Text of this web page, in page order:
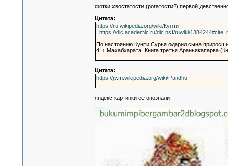
фотки хвостатости (рогатости?) первой
Цитата:
https://ru.wikipedia.org/wiki/Кунти
https://dic.academic.ru/dic.nsf/ruwiki/
По настоянию Кунти Сурья одарил сына
4. ↑ Махабхарата. Книга третья Араньякапарва
Цитата:
https://jv.m.wikipedia.org/wiki/Pandhu
яндекс картинки её опознали